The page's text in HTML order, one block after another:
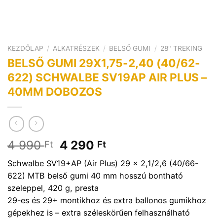
KEZDŐLAP / ALKATRÉSZEK / BELSŐ GUMI / 28" TREKING
BELSŐ GUMI 29X1,75-2,40 (40/62-
622) SCHWALBE SV19AP AIR PLUS –
40MM DOBOZOS
4 990Ft
Original
price
was:
4
990 Ft.
4 290 FtCurrent
price
is:
4
Schwalbe SV19+AP (Air Plus) 29 x 2,1/2,6 (40/66-
622) MTB belső gumi 40 mm hosszú bontható
szeleppel, 420 g, presta
29-es és 29+ montikhoz és extra ballonos gumikhoz
gépekhez is – extra széleskörűen felhasználható